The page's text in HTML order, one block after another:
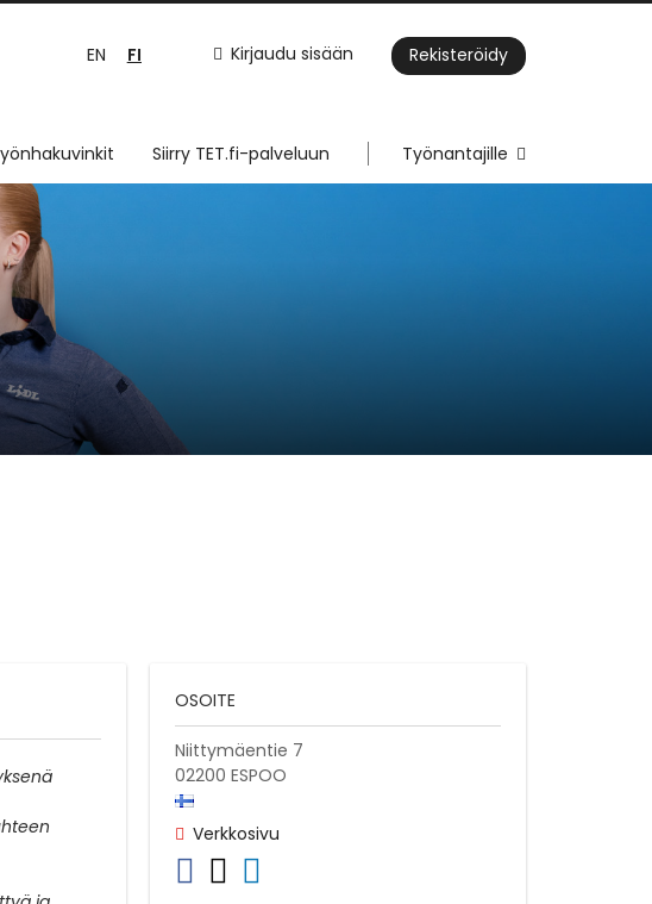
Kirjaudu sisään Rekisteröidy
EN FI
Siirry TET.fi-palveluun Työnantajille
OSOITE
Niittymäentie 7
02200 ESPOO
Verkkosivu